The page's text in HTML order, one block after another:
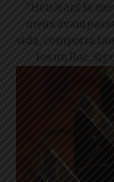
"Honorant la
meus
vida, comporta
los un lloc.